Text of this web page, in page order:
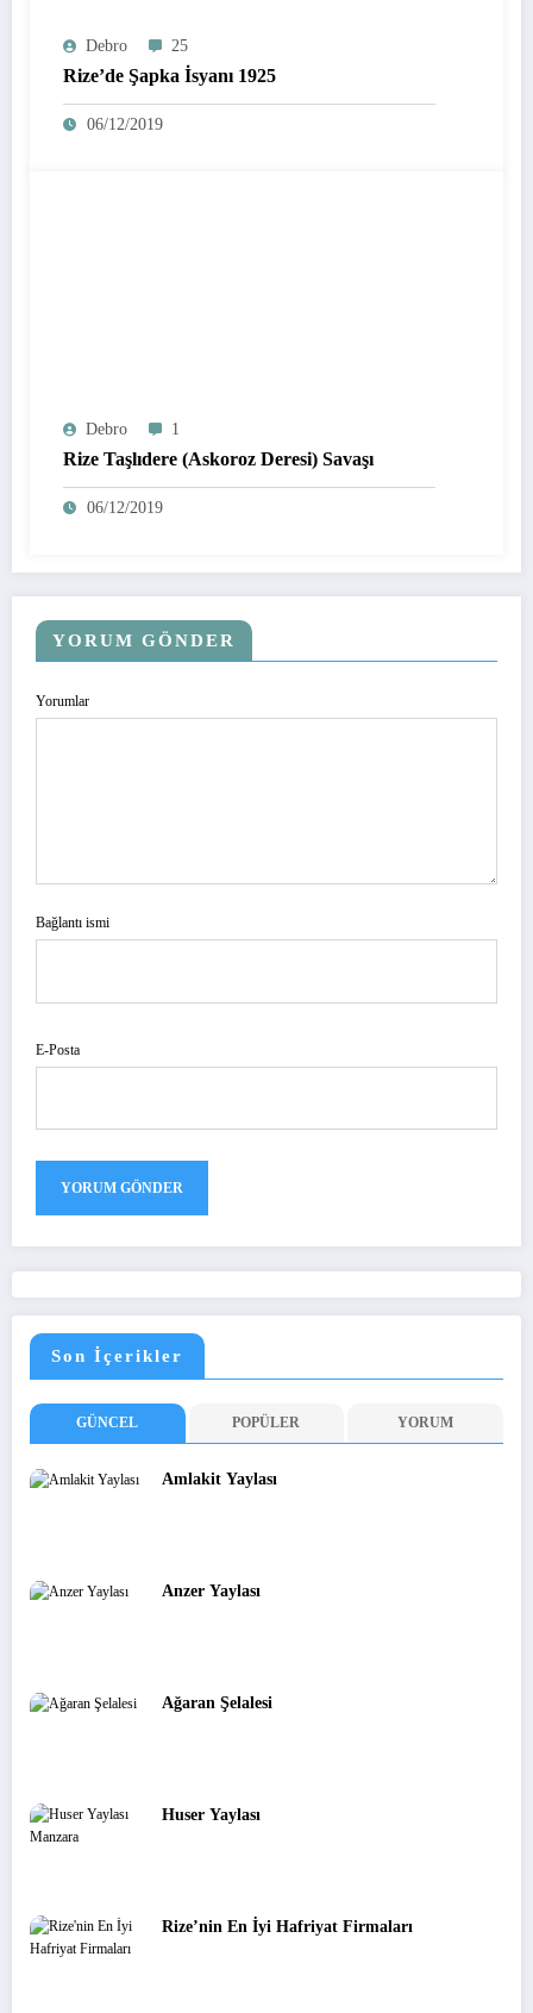
Debro 25
Rize’de Şapka İsyanı 1925
06/12/2019
Debro 1
Rize Taşlıdere (Askoroz Deresi) Savaşı
06/12/2019
YORUM GÖNDER
Yorumlar
Bağlantı ismi
E-Posta
Son İçerikler
GÜNCEL POPÜLER YORUM
Amlakit Yaylası
Anzer Yaylası
Ağaran Şelalesi
Huser Yaylası
Rize’nin En İyi Hafriyat Firmaları